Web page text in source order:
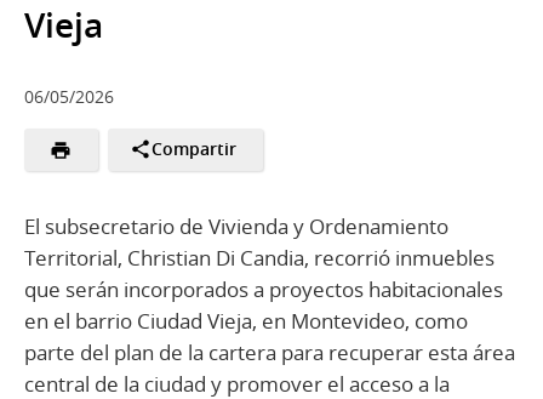
Vieja
06/05/2026
Compartir
El subsecretario de Vivienda y Ordenamiento
Territorial, Christian Di Candia, recorrió inmuebles
que serán incorporados a proyectos habitacionales
en el barrio Ciudad Vieja, en Montevideo, como
parte del plan de la cartera para recuperar esta área
central de la ciudad y promover el acceso a la